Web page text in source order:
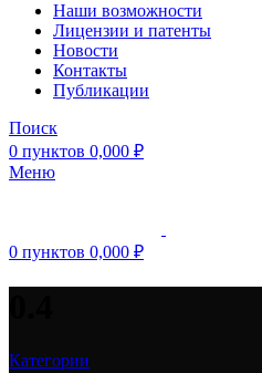
Наши возможности
Лицензии и патенты
Новости
Контакты
Публикации
Поиск
0 пунктов 0,000 ₽
Меню
0 пунктов 0,000 ₽
Категории